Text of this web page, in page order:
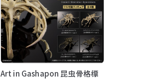
Art in Gashapon 昆虫骨格標